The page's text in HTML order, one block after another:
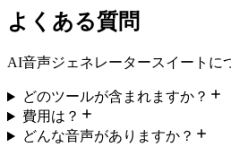
よくある質問
AI音声ジェネレータースイートに
どのツールが含まれますか？
費用は？
どんな音声がありますか？